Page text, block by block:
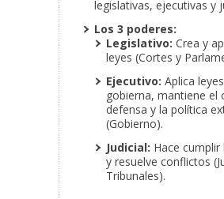
legislativas, ejecutivas y
Los 3 poderes:
Legislativo: Crea y
leyes (Cortes y
Ejecutivo: Aplica
gobierna, mantiene el
defensa y la política
(Gobierno).
Judicial: Hace cumplir
y resuelve conflictos
Tribunales).